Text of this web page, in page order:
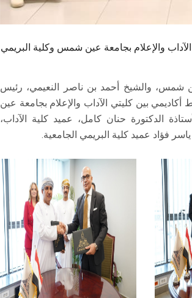
والإعلام بجامعة عين شمس وكلية البريمي
شمس، والشيخ أحمد بن ناصر النعيمي، رئيس
بين كليتي الآداب والإعلام بجامعة عين
الدكتورة حنان كامل، عميد كلية الآداب،
فؤاد عميد كلية البريمي الجامعية.